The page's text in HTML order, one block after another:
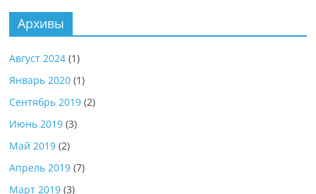
Архивы
Август 2024 (1)
Январь 2020 (1)
Сентябрь 2019 (2)
Июнь 2019 (3)
Май 2019 (2)
Апрель 2019 (7)
Март 2019 (3)